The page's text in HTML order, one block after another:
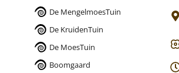
De MengelmoesTuin
De KruidenTuin
De MoesTuin
Boomgaard